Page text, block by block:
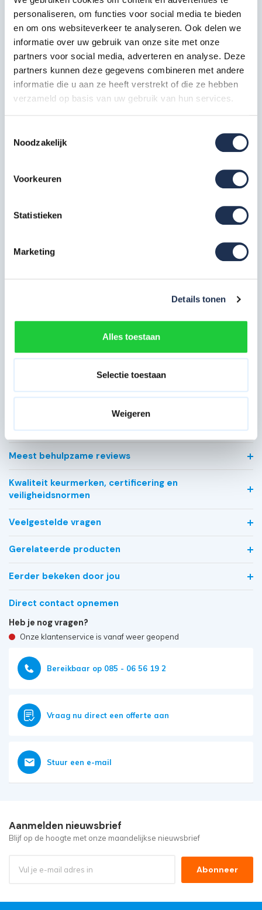
personaliseren, om functies voor social media te bieden
en om ons websiteverkeer te analyseren. Ook delen we
informatie over uw gebruik van onze site met onze
partners voor social media, adverteren en analyse. Deze
partners kunnen deze gegevens combineren met andere
informatie die u aan ze heeft verstrekt of die ze hebben
verzameld op basis van uw gebruik van hun services.
Noodzakelijk
Voorkeuren
Statistieken
Marketing
Details tonen
Alles toestaan
Selectie toestaan
Weigeren
10x
Horizontale schoor 250
Artikelcode: 30322
Telestabilisator 200 cm
Artikelcode: 40212
Platformlengte in cm
Type gebruik Professioneel
Meest behulpzame reviews
Kwaliteit keurmerken, certificering en
veiligheidsnormen
Veelgestelde vragen
Gerelateerde producten
Eerder bekeken door jou
Direct contact opnemen
Heb je nog vragen?
Onze klantenservice is vanaf weer geopend
Bereikbaar op 085 - 06 56 19 2
Vraag nu direct een offerte aan
Stuur een e-mail
Aanmelden nieuwsbrief
Blijf op de hoogte met onze maandelijkse nieuwsbrief
Abonneer